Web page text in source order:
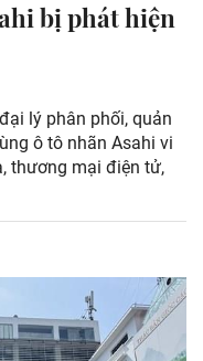
bị phát hiện
lý phân phối, quản
ô tô nhãn Asahi vi
thương mại điện tử,